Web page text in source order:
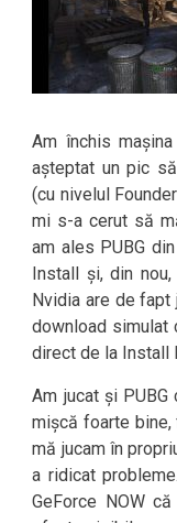
Am închis
așteptat un pic
(cu nivelul
mi s-a cerut să
am ales PUBG
Install și, din
Nvidia are de fapt
download simulat
direct de la Install
Am jucat și
mișcă foarte
mă jucam în
a ridicat
GeForce NOW